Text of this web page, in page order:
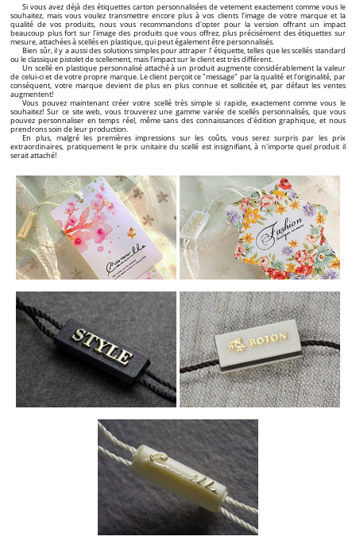
Si vous avez déjà des étiquettes carton personnalisées de vetement exactement comme vous le
souhaitez, mais vous voulez transmettre encore plus à vos clients l'image de votre marque et la
qualité de vos produits, nous vous recommandons d'opter pour la version offrant un impact
beaucoup plus fort sur l'image des produits que vous offrez, plus précisément des étiquettes sur
mesure, attachées à scellés en plastique, qui peut également être personnalisés.
Bien sûr, il y a aussi des solutions simples pour attraper l’ étiquette, telles que les scellés standard
ou le classique pistolet de scellement, mais l’impact sur le client est très différent.
Un scellé en plastique personnalisé attaché à un produit augmente considérablement la valeur
de celui-ci et de votre propre marque. Le client perçoit ce "message" par la qualité et l'originalité, par
conséquent, votre marque devient de plus en plus connue et sollicitée et, par défaut les ventes
augmentent!
Vous pouvez maintenant créer votre scellé très simple si rapide, exactement comme vous le
souhaitez! Sur ce site web, vous trouverez une gamme variée de scellés personnalisés, que vous
pouvez personnaliser en temps réel, même sans des connaissances d'édition graphique, et nous
prendrons soin de leur production.
En plus, malgré les premières impressions sur les coûts, vous serez surpris par les prix
extraordinaires, pratiquement le prix unitaire du scellé est insignifiant, à n'importe quel produit il
serait attaché!